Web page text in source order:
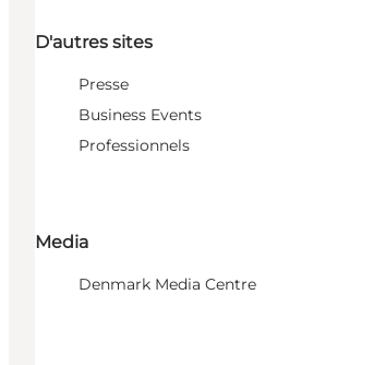
D'autres sites
Presse
Business Events
Professionnels
Media
Denmark Media Centre